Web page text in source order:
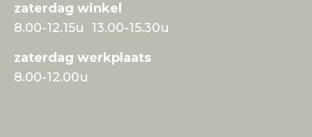
zaterdag winkel
8.00-12.15u 13.00-15.30u
zaterdag werkplaats
8.00-12.00u